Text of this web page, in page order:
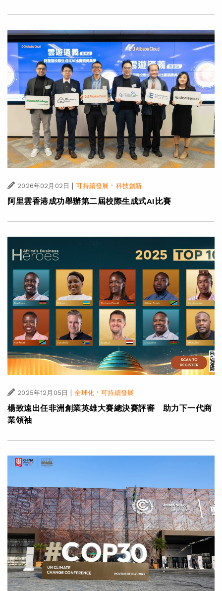
2026年02月02日 | 可持續發展 · 科技創新
阿里雲香港成功舉辦第二屆校際生成式AI比賽
2025年12月05日 | 全球化·可持續發展
楊致遠出任非洲創業英雄大賽總決賽評審 助力下一代商
業領袖